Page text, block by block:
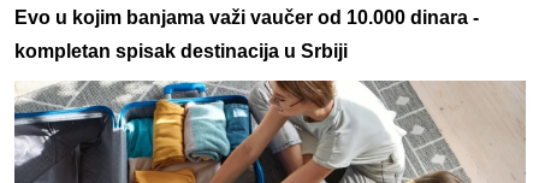
Evo u kojim banjama važi vaučer od 10.000 dinara -
kompletan spisak destinacija u Srbiji